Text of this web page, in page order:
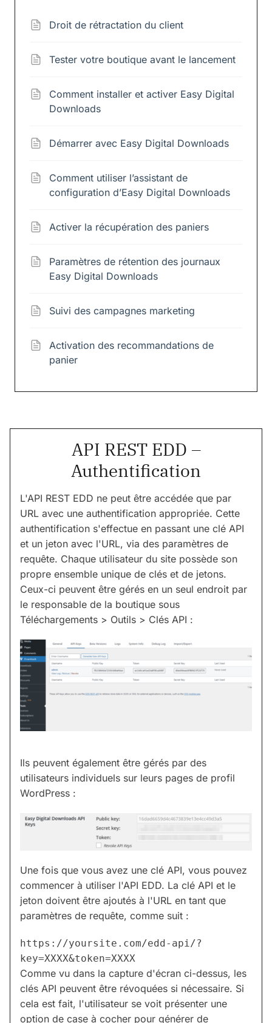
Droit de rétractation du client
Tester votre boutique avant le lancement
Comment installer et activer Easy Digital
Downloads
Démarrer avec Easy Digital Downloads
Comment utiliser l’assistant de
configuration d’Easy Digital Downloads
Activer la récupération des paniers
Paramètres de rétention des journaux
Easy Digital Downloads
Suivi des campagnes marketing
Activation des recommandations de
panier
API REST EDD –
Authentification
L'API REST EDD ne peut être accédée que par
URL avec une authentification appropriée. Cette
authentification s'effectue en passant une clé API
et un jeton avec l'URL, via des paramètres de
requête. Chaque utilisateur du site possède son
propre ensemble unique de clés et de jetons.
Ceux-ci peuvent être gérés en un seul endroit par
le responsable de la boutique sous
Téléchargements > Outils > Clés API :
Ils peuvent également être gérés par des
utilisateurs individuels sur leurs pages de profil
WordPress :
Une fois que vous avez une clé API, vous pouvez
commencer à utiliser l'API EDD. La clé API et le
jeton doivent être ajoutés à l'URL en tant que
paramètres de requête, comme suit :
https://yoursite.com/edd-api/?
key=XXXX&token=XXXX
Comme vu dans la capture d'écran ci-dessus, les
clés API peuvent être révoquées si nécessaire. Si
cela est fait, l'utilisateur se voit présenter une
option de case à cocher pour générer de